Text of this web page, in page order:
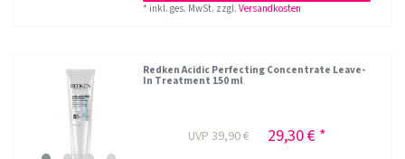
* inkl. ges. MwSt. zzgl.Versandkosten
Redken Acidic Perfecting Concentrate Leave-
In Treatment 150 ml
UVP 39,90 € 29,30 € *